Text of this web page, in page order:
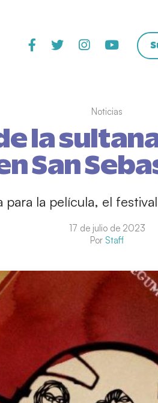
Noticias
la
San
para la película, el
17 de julio de 2023
Por Staff